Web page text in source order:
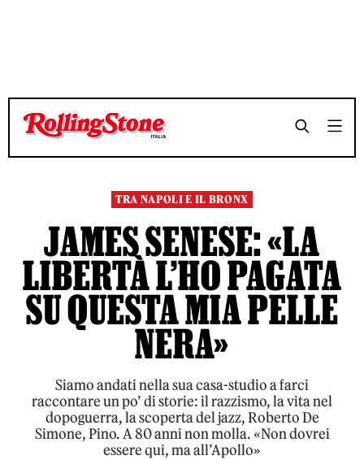
TEMPO DI LETTURA 14 MINUTI SHARE
TEMPO DI LETTURA 14 MINUTI SHARE
TRA NAPOLI E IL BRONX
JAMES SENESE: «LA
LIBERTÀ L’HO PAGATA
SU QUESTA MIA PELLE
NERA»
Siamo andati nella sua casa-studio a farci
raccontare un po’ di storie: il razzismo, la vita nel
dopoguerra, la scoperta del jazz, Roberto De
Simone, Pino. A 80 anni non molla. «Non dovrei
essere qui, ma all’Apollo»